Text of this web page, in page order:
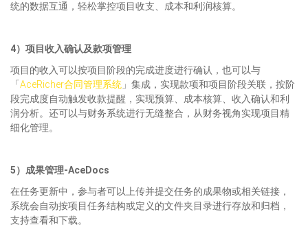
统的数据互通，轻松掌控项目收支、成本和利润核算。
4）项目收入确认及款项管理
项目的收入可以按项目阶段的完成进度进行确认，也可以与
「 AceRicher合同管理系统 」集成，实现款项和项目阶段关联，按阶
段完成度自动触发收款提醒，实现预算、成本核算、收入确认和利
润分析。还可以与财务系统进行无缝整合，从财务视角实现项目精
细化管理。
5）成果管理-AceDocs
在任务更新中，参与者可以上传并提交任务的成果物或相关链接，
系统会自动按项目任务结构或定义的文件夹目录进行存放和归档，
支持查看和下载。